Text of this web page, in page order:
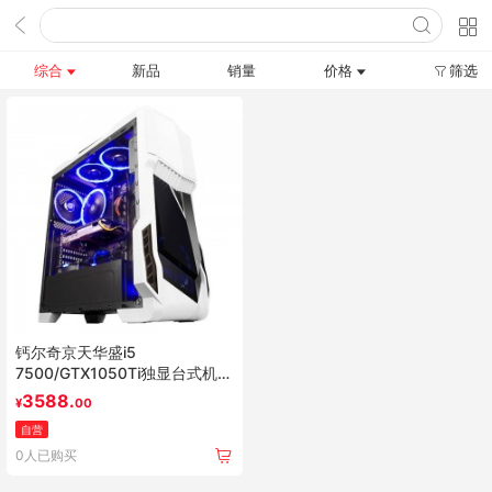
综合 新品 销量 价格 筛选
钙尔奇京天华盛i5
7500/GTX1050Ti独显台式机组
装机DIY整机游戏电脑主机 热销
25万台 跑分17万 升7代CPU
¥3588.00
自营
0人已购买